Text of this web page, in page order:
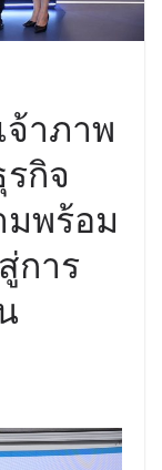
จ้าภาพ
กิจ
พร้อม
การ